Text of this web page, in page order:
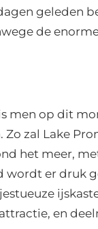
geleden
de
men op dit
zal Lake
het meer,
wordt er druk
en